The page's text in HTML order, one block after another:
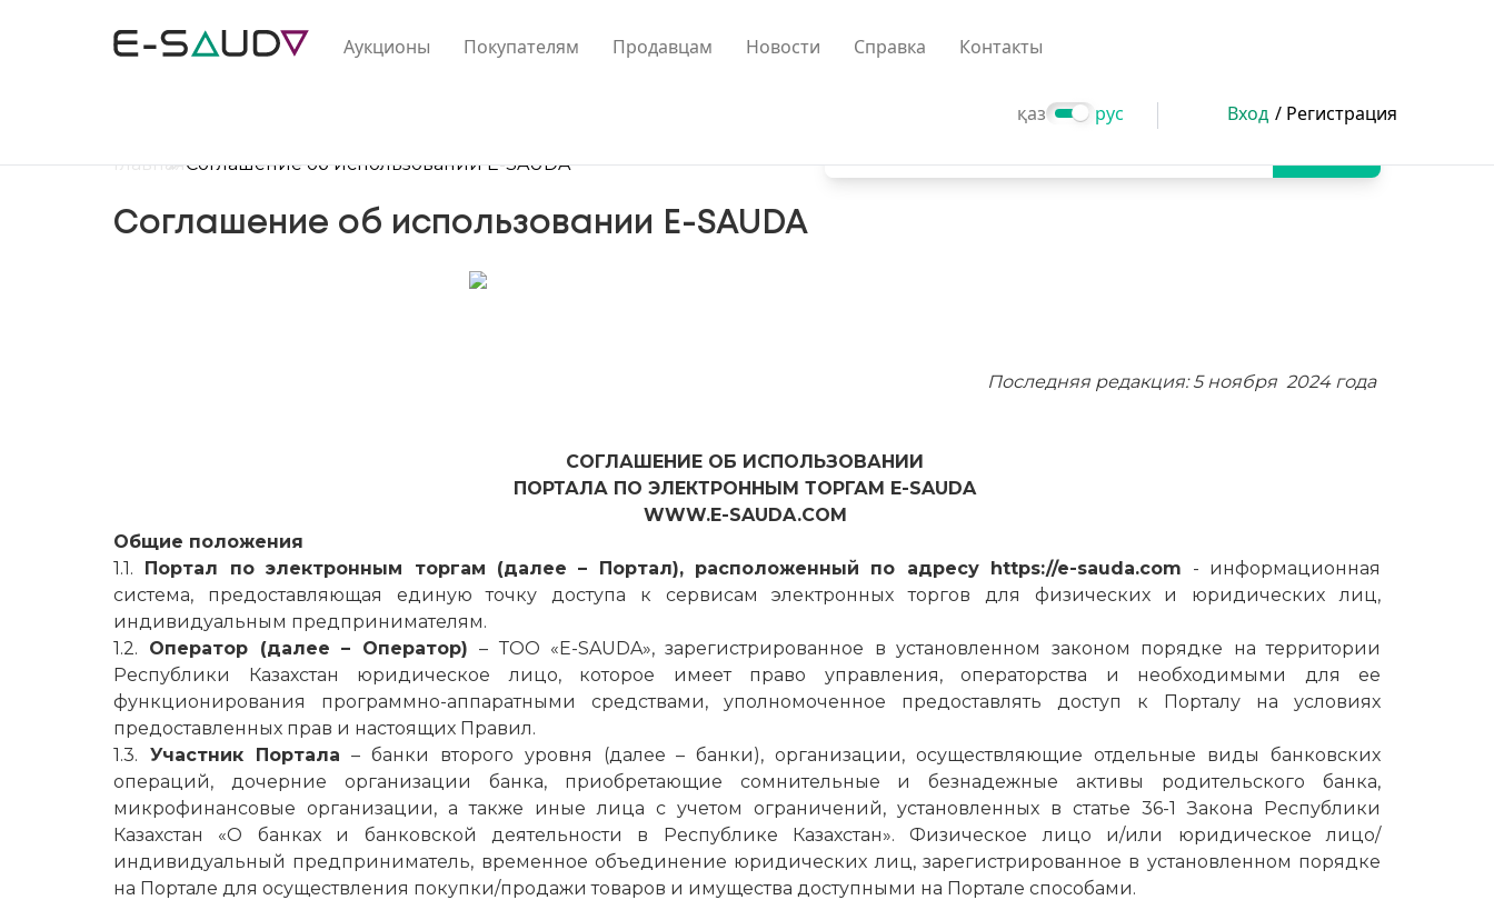
Аукционы Покупателям Продавцам Новости Справка Контакты
қаз рус Вход / Регистрация
ГлавнаяСоглашение об использовании E-SAUDA
Соглашение об использовании E-SAUDA
Последняя редакция: 5 ноября 2024 года
СОГЛАШЕНИЕ ОБ ИСПОЛЬЗОВАНИИ
ПОРТАЛА ПО ЭЛЕКТРОННЫМ ТОРГАМ E-SAUDA
WWW.E-SAUDA.COM
Общие положения
1.1. Портал по электронным торгам (далее – Портал), расположенный по адресу https://e-sauda.com
- информационная
система, предоставляющая единую точку доступа к сервисам электронных торгов для физических и юридических лиц,
индивидуальным предпринимателям.
1.2. Оператор (далее – Оператор)– ТОО «E-SAUDA», зарегистрированное в установленном законом порядке на территории
Республики Казахстан юридическое лицо, которое имеет право управления, операторства и необходимыми для ее
функционирования программно-аппаратными средствами, уполномоченное предоставлять доступ к Порталу на условиях
предоставленных прав и настоящих Правил.
1.3. Участник Портала – банки второго уровня (далее – банки), организации, осуществляющие отдельные виды банковских
операций, дочерние организации банка, приобретающие сомнительные и безнадежные активы родительского банка,
микрофинансовые организации, а также иные лица с учетом ограничений, установленных в статье 36-1 Закона Республики
Казахстан «О банках и банковской деятельности в Республике Казахстан». Физическое лицо и/или юридическое лицо/
индивидуальный предприниматель, временное объединение юридических лиц, зарегистрированное в установленном порядке
на Портале для осуществления покупки/продажи товаров и имущества доступными на Портале способами.